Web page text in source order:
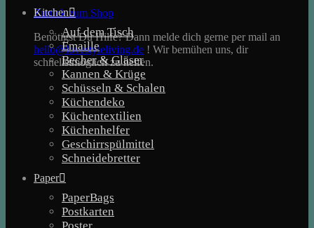
Zurück zum Shop
Benötigst Du Hilfe? Dann melde dich gerne per mail an
hello@lovestyleliving.de ! Wir bemühen uns, dir
schnellstmöglich zu helfen.
Kitchen
Auf dem Tisch
Emaille
Becher & Gläser
Kannen & Krüge
Schüsseln & Schalen
Küchendeko
Küchentextilien
Küchenhelfer
Geschirrspülmittel
Schneidebretter
Paper
PaperBags
Postkarten